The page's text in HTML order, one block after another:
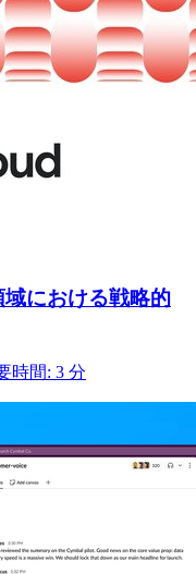
における戦略的
時間: 3 分